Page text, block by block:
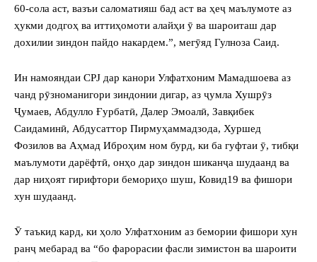
60-сола аст, вазъи саломатияш бад аст ва ҳеҷ маълумоте аз
ҳукми додгоҳ ва иттиҳомоти алайҳи ӯ ва шароиташ дар
дохилии зиндон пайдо накардем.”, мегӯяд Гулноза Саид.
Ин намояндаи CPJ дар канори Улфатхоним Мамадшоева аз
чанд рӯзноманигори зиндонии дигар, аз ҷумла Хушрӯз
Ҷумаев, Абдулло Ғурбатӣ, Далер Эмоалӣ, Завқибек
Саидаминӣ, Абдусаттор Пирмуҳаммадзода, Хуршед
Фозилов ва Аҳмад Иброҳим ном бурд, ки ба гуфтаи ӯ, тибқи
маълумоти дарёфтӣ, онҳо дар зиндон шиканҷа шудаанд ва
дар ниҳоят гирифтори бемориҳо шуш, Ковид19 ва фишори
хун шудаанд.
Ӯ таъкид кард, ки ҳоло Улфатхоним аз бемории фишори хун
ранҷ мебарад ва “бо фарорасии фасли зимистон ва шароити